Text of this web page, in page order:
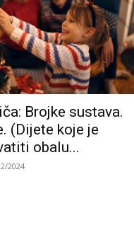
Brojke sustava.
(Dijete koje je
obalu...
2024